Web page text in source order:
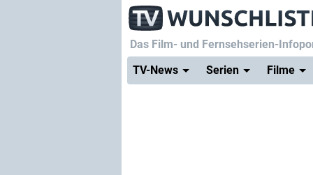
Das Film- und Fernsehserien-
TV-News
Serien Filme